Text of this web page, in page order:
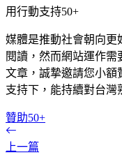
用行動支持50+
媒體是推動社會朝向更
閱讀，然而網站運作
文章，誠摯邀請您小額
支持下，能持續對台灣
贊助50+
上一篇